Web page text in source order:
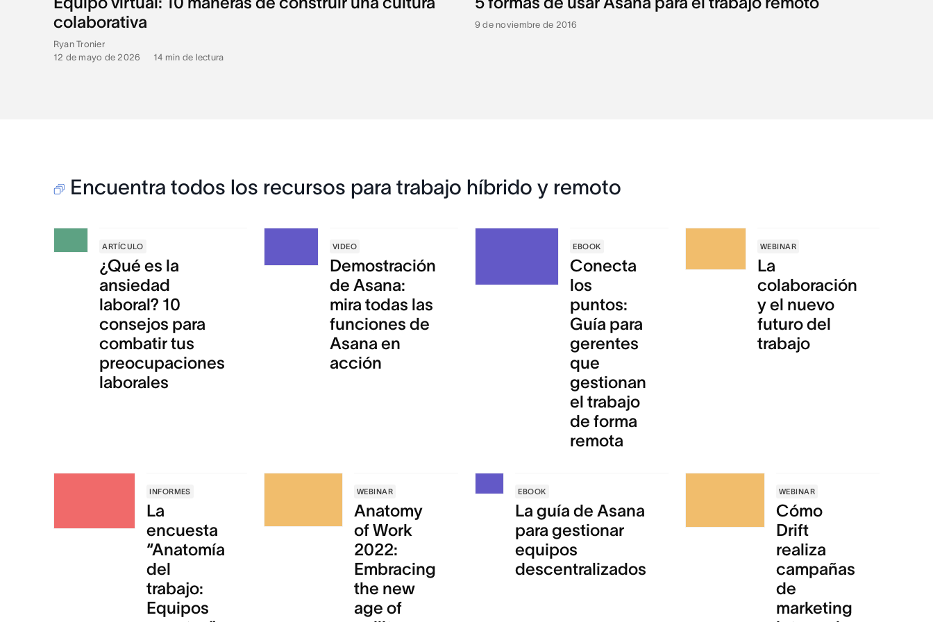
colaborativa
Ryan Tronier
12 de mayo de 2026
14 min de lectura
9 de noviembre de 2016
Encuentra todos los recursos para trabajo híbrido y remoto
ARTÍCULO
¿Qué es la
ansiedad
laboral? 10
consejos para
combatir tus
preocupaciones
laborales
VIDEO
Demostración
de Asana:
mira todas las
funciones de
Asana en
acción
EBOOK
Conecta
los
puntos:
Guía para
gerentes
que
gestionan
el trabajo
de forma
remota
WEBINAR
La
colaboración
y el nuevo
futuro del
trabajo
INFORMES
La
encuesta
“Anatomía
del
trabajo:
Equipos
WEBINAR
Anatomy
of Work
2022:
Embracing
the new
age of
EBOOK
La guía de Asana
para gestionar
equipos
descentralizados
WEBINAR
Cómo
Drift
realiza
campañas
de
marketing